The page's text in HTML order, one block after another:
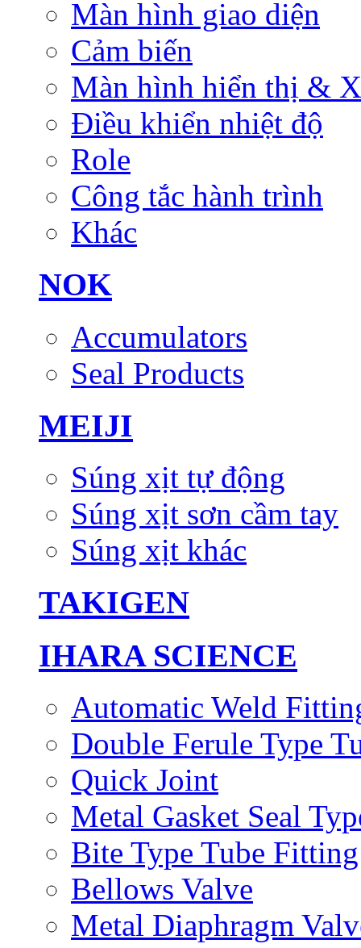
Màn hình giao diện
Cảm biến
Màn hình hiển thị &
Điều khiển nhiệt độ
Role
Công tắc hành trình
Khác
NOK
Accumulators
Seal Products
MEIJI
Súng xịt tự động
Súng xịt sơn cầm tay
Súng xịt khác
TAKIGEN
IHARA SCIENCE
Automatic Weld
Double Ferule Type
Quick Joint
Metal Gasket Seal
Bite Type Tube Fitting
Bellows Valve
Metal Diaphragm